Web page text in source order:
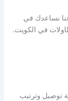
نساعدك في
في الكويت.
توصيل وترتيب